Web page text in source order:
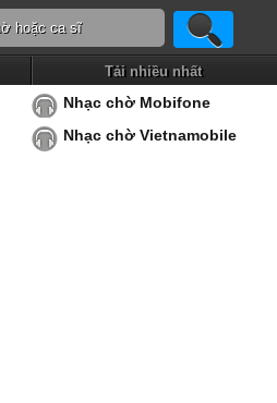
Tải nhiều nhất
Nhạc chờ Mobifone
Nhạc chờ Vietnamobile